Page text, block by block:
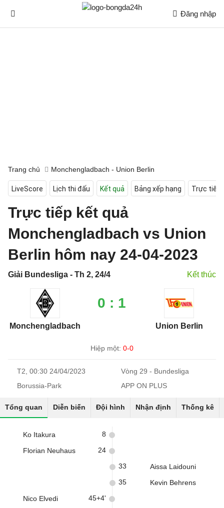
Đăng nhập
Trang chủ Monchengladbach - Union Berlin
LiveScore Lịch thi đấu Kết quả Bảng xếp hạng Trực tiếp
Trực tiếp kết quả
Monchengladbach vs Union
Berlin hôm nay 24-04-2023
Giải Bundesliga - Th 2, 24/4 Kết thúc
Monchengladbach
0 : 1
Union Berlin
Hiệp một: 0-0
T2, 00:30 24/04/2023
Vòng 29 - Bundesliga
Borussia-Park
APP ON PLUS
Tổng quan Diễn biến Đội hình Nhận định Thống kê
Ko Itakura 8
Florian Neuhaus 24
Aissa Laidouni
33
Kevin Behrens
35
Nico Elvedi 45+4'